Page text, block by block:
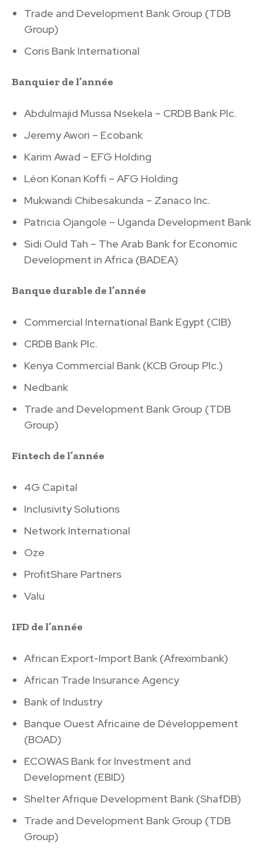
Trade and Development Bank Group (TDB
Group)
Coris Bank International
Banquier de l’année
Abdulmajid Mussa Nsekela – CRDB Bank Plc.
Jeremy Awori – Ecobank
Karim Awad – EFG Holding
Léon Konan Koffi – AFG Holding
Mukwandi Chibesakunda – Zanaco Inc.
Patricia Ojangole – Uganda Development Bank
Sidi Ould Tah – The Arab Bank for Economic
Development in Africa (BADEA)
Banque durable de l’année
Commercial International Bank Egypt (CIB)
CRDB Bank Plc.
Kenya Commercial Bank (KCB Group Plc.)
Nedbank
Trade and Development Bank Group (TDB
Group)
Fintech de l’année
4G Capital
Inclusivity Solutions
Network International
Oze
ProfitShare Partners
Valu
IFD de l’année
African Export-Import Bank (Afreximbank)
African Trade Insurance Agency
Bank of Industry
Banque Ouest Africaine de Développement
(BOAD)
ECOWAS Bank for Investment and
Development (EBID)
Shelter Afrique Development Bank (ShafDB)
Trade and Development Bank Group (TDB
Group)